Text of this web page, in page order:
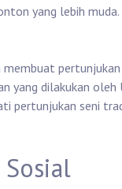
yang lebih
yang dilakukan
pertunjukan seni